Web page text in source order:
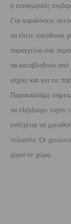
ή εισαγωγικές
Για παραδόσεις
να είστε υπεύθυνοι
παραγγελία σας
να καταβληθούν από
ισχύει και για τις
Παρακαλούμε
να ελέγξουμε τυχόν
ενδέχεται να
τελωνείο. Οι
χώρα σε χώρα.